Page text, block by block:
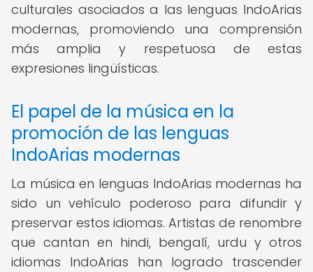
culturales asociados a las lenguas IndoArias
modernas, promoviendo una comprensión
más amplia y respetuosa de estas
expresiones lingüísticas.
El papel de la música en la
promoción de las lenguas
IndoArias modernas
La música en lenguas IndoArias modernas ha
sido un vehículo poderoso para difundir y
preservar estos idiomas. Artistas de renombre
que cantan en hindi, bengalí, urdu y otros
idiomas IndoArias han logrado trascender